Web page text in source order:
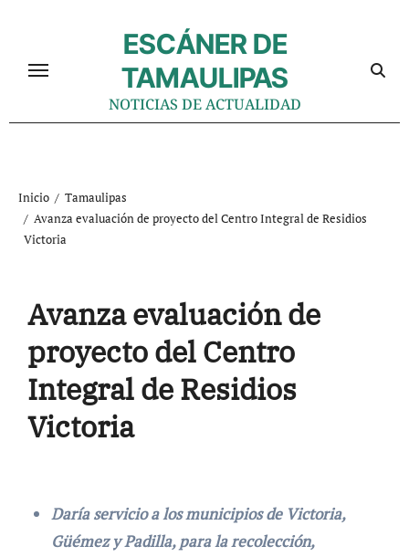
contenido
ESCÁNER DE
TAMAULIPAS
NOTICIAS DE ACTUALIDAD
Inicio
Tamaulipas
Avanza evaluación de proyecto del Centro Integral de Residios
Victoria
Avanza evaluación de
proyecto del Centro
Integral de Residios
Victoria
Daría servicio a los municipios de Victoria,
Güémez y Padilla, para la recolección,